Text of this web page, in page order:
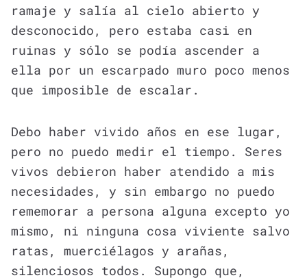
ramaje y salía al cielo abierto y
desconocido, pero estaba casi en
ruinas y sólo se podía ascender a
ella por un escarpado muro poco menos
que imposible de escalar.
Debo haber vivido años en ese lugar,
pero no puedo medir el tiempo. Seres
vivos debieron haber atendido a mis
necesidades, y sin embargo no puedo
rememorar a persona alguna excepto yo
mismo, ni ninguna cosa viviente salvo
ratas, muerciélagos y arañas,
silenciosos todos. Supongo que,